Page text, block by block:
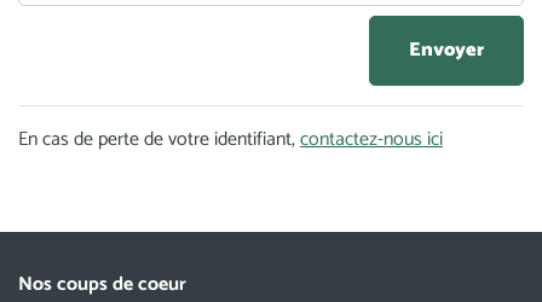
En cas de perte de votre identifiant,contactez-nous ici
Nos coups de coeur